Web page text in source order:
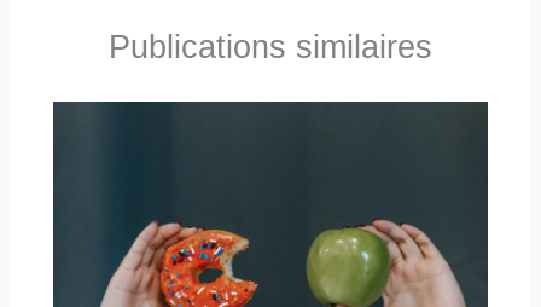
Publications similaires